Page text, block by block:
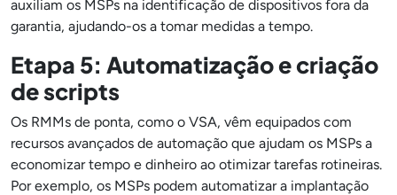
auxiliam os MSPs na identificação de dispositivos fora da
garantia, ajudando-os a tomar medidas a tempo.
Etapa 5: Automatização e criação
de scripts
Os RMMs de ponta, como o VSA, vêm equipados com
recursos avançados de automação que ajudam os MSPs a
economizar tempo e dinheiro ao otimizar tarefas rotineiras.
Por exemplo, os MSPs podem automatizar a implantação